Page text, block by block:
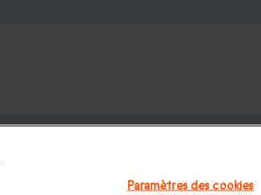
Circuit de Trappes|
Paramètres des cookies